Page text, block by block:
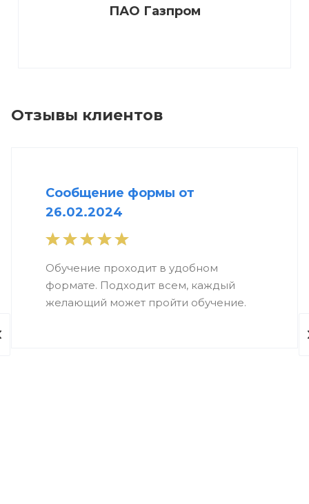
ПАО Газпром
Отзывы клиентов
Сообщение формы от
26.02.2024
Обучение проходит в удобном
формате. Подходит всем, каждый
желающий может пройти обучение.